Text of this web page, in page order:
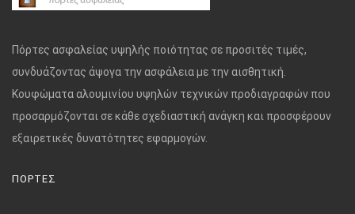
Πόρτες ασφαλείας υψηλής ποιότητας σε προσιτές τιμές,
συνδυάζοντας άψογα την ασφάλεια με την αισθητική.
Κουφώματα αλουμινίου υψηλών τεχνικών προδιαγραφών που
προσαρμόζονται σε κάθε σχεδιαστική ανάγκη και προσφέρουν
εξαιρετικές δυνατότητες εφαρμογών.
ΠΟΡΤΕΣ